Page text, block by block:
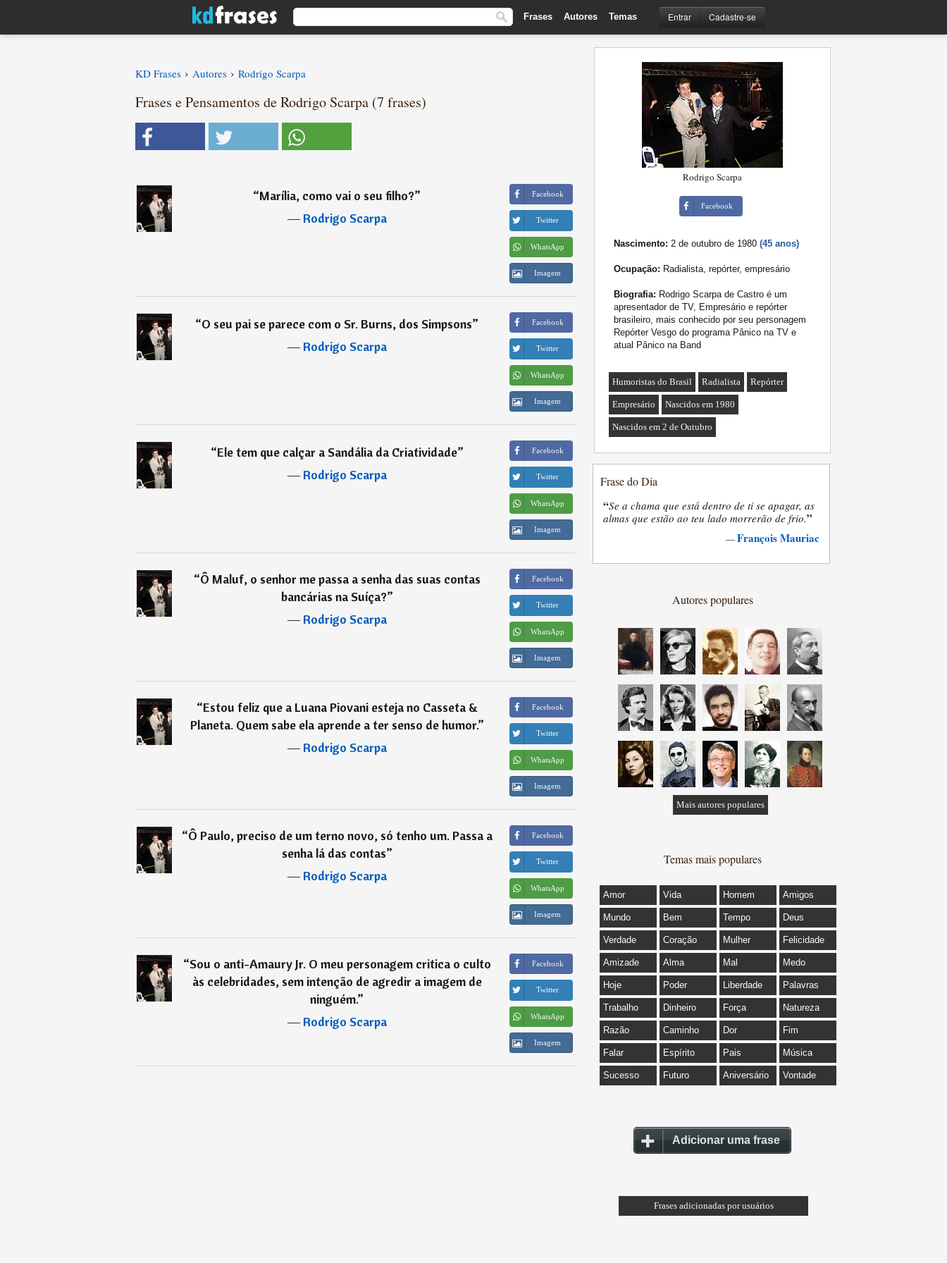
Frases Autores Temas Entrar Cadastre-se
KD Frases › Autores › Rodrigo Scarpa
Frases e Pensamentos de Rodrigo Scarpa (7 frases)
“Marília, como vai o seu filho?”
―Rodrigo Scarpa
Facebook
Twitter
WhatsApp
Imagem
“O seu pai se parece com o Sr. Burns, dos Simpsons”
―Rodrigo Scarpa
Facebook
Twitter
WhatsApp
Imagem
“Ele tem que calçar a Sandália da Criatividade”
―Rodrigo Scarpa
Facebook
Twitter
WhatsApp
Imagem
“Ô Maluf, o senhor me passa a senha das suas contas
bancárias na Suíça?”
―Rodrigo Scarpa
Facebook
Twitter
WhatsApp
Imagem
“Estou feliz que a Luana Piovani esteja no Casseta &
Planeta. Quem sabe ela aprende a ter senso de humor.”
―Rodrigo Scarpa
Facebook
Twitter
WhatsApp
Imagem
“Ô Paulo, preciso de um terno novo, só tenho um. Passa a
senha lá das contas”
―Rodrigo Scarpa
Facebook
Twitter
WhatsApp
Imagem
“Sou o anti-Amaury Jr. O meu personagem critica o culto
às celebridades, sem intenção de agredir a imagem de
ninguém.”
―Rodrigo Scarpa
Facebook
Twitter
WhatsApp
Imagem
Rodrigo Scarpa
Facebook
Nascimento: 2 de outubro de 1980 (45 anos)
Ocupação: Radialista, repórter, empresário
Biografia: Rodrigo Scarpa de Castro é um
apresentador de TV, Empresário e repórter
brasileiro, mais conhecido por seu personagem
Repórter Vesgo do programa Pânico na TV e
atual Pânico na Band
Humoristas do Brasil Radialista Repórter
Empresário Nascidos em 1980
Nascidos em 2 de Outubro
Frase do Dia
“Se a chama que está dentro de ti se apagar, as
almas que estão ao teu lado morrerão de frio.”
—François Mauriac
Autores populares
Mais autores populares
Temas mais populares
Amor Vida Homem Amigos
Mundo Bem Tempo Deus
Verdade Coração Mulher Felicidade
Amizade Alma Mal Medo
Hoje Poder Liberdade Palavras
Trabalho Dinheiro Força Natureza
Razão Caminho Dor Fim
Falar Espírito Pais Música
Sucesso Futuro Aniversário Vontade
Adicionar uma frase
Frases adicionadas por usuários